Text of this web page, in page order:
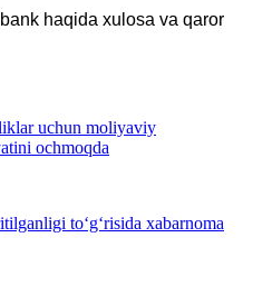
haqida xulosa va qaror
uchun moliyaviy
ochmoqda
to‘g‘risida xabarnoma